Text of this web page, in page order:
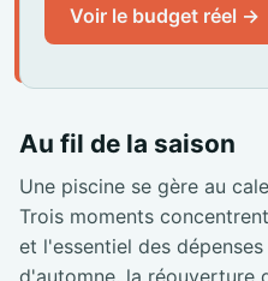
Voir le budget réel →
Au fil de la saison
Une piscine se gère au
Trois moments
et l'essentiel des
d'automne, la réouverture